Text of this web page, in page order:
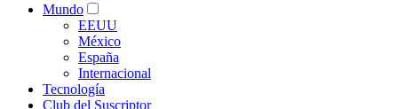
Mundo
EEUU
México
España
Internacional
Tecnología
Club del Suscriptor